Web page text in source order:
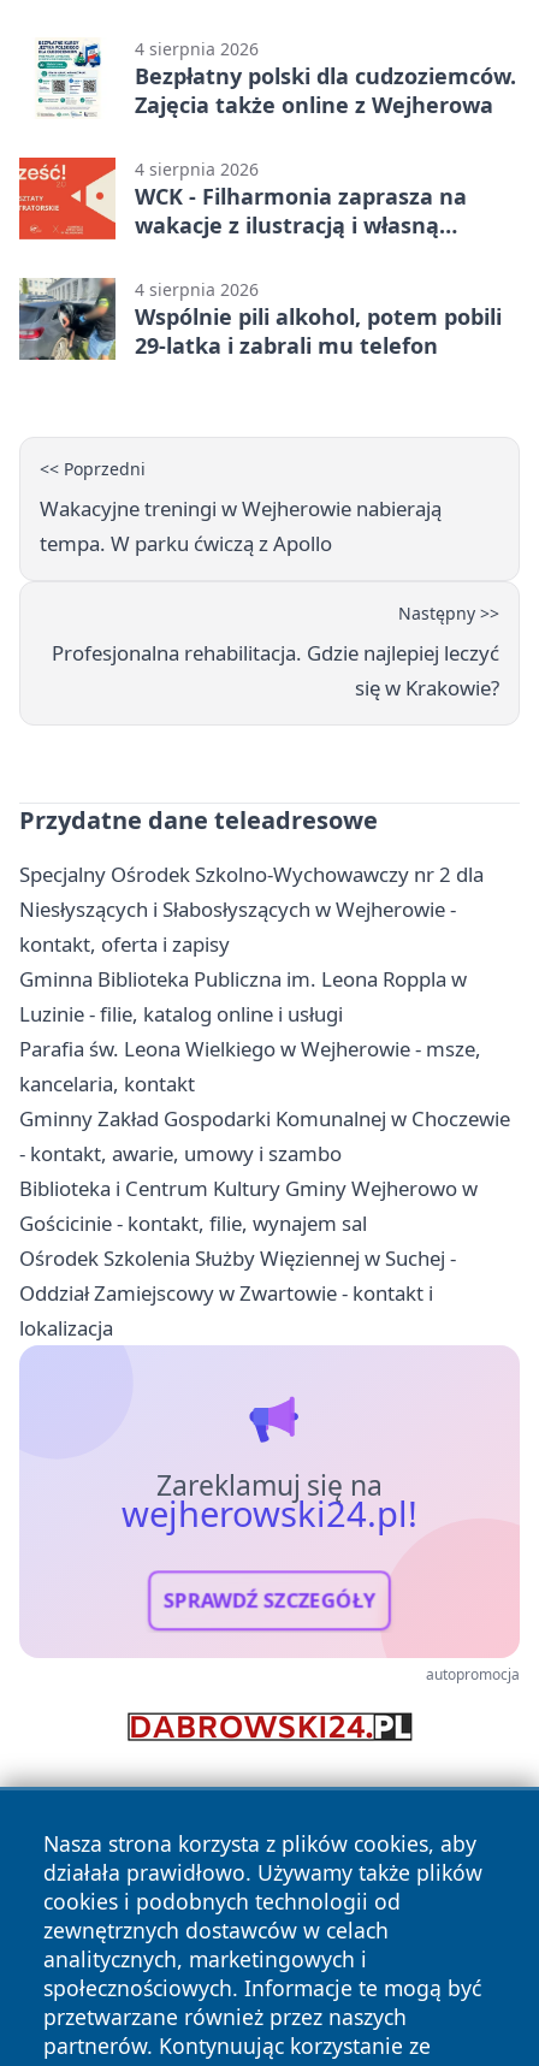
4 sierpnia 2026
Bezpłatny polski dla cudzoziemców.
Zajęcia także online z Wejherowa
4 sierpnia 2026
WCK - Filharmonia zaprasza na
wakacje z ilustracją i własną
4 sierpnia 2026
Wspólnie pili alkohol, potem pobili
29-latka i zabrali mu telefon
<< Poprzedni
Wakacyjne treningi w Wejherowie nabierają
tempa. W parku ćwiczą z Apollo
Następny >>
Profesjonalna rehabilitacja. Gdzie najlepiej leczyć
się w Krakowie?
Przydatne dane teleadresowe
Specjalny Ośrodek Szkolno-Wychowawczy nr 2 dla
Niesłyszących i Słabosłyszących w Wejherowie -
kontakt, oferta i zapisy
Gminna Biblioteka Publiczna im. Leona Roppla w
Luzinie - filie, katalog online i usługi
Parafia św. Leona Wielkiego w Wejherowie - msze,
kancelaria, kontakt
Gminny Zakład Gospodarki Komunalnej w Choczewie
- kontakt, awarie, umowy i szambo
Biblioteka i Centrum Kultury Gminy Wejherowo w
Gościcinie - kontakt, filie, wynajem sal
Ośrodek Szkolenia Służby Więziennej w Suchej -
Oddział Zamiejscowy w Zwartowie - kontakt i
lokalizacja
Zareklamuj się na
wejherowski24.pl!
SPRAWDŹ SZCZEGÓŁY
autopromocja
Nasza strona korzysta z plików cookies, aby
działała prawidłowo. Używamy także plików
cookies i podobnych technologii od
zewnętrznych dostawców w celach
analitycznych, marketingowych i
społecznościowych. Informacje te mogą być
przetwarzane również przez naszych
partnerów. Kontynuując korzystanie ze
Copyright © 2026 wejherowski24.pl Wszystkie prawa
zastrzeżone.
Polityka
Polityka